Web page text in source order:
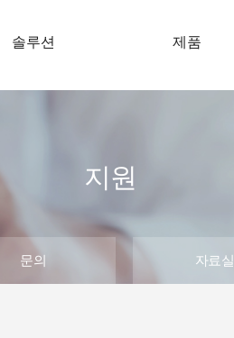
솔루션 제품
지원
문의 자료실